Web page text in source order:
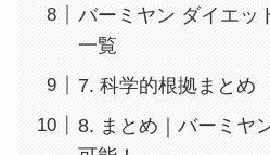
バーミヤン ダイエッ
一覧
7. 科学的根拠まとめ
8. まとめ｜バーミヤ